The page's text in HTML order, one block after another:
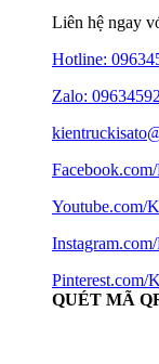
Liên hệ ngay
Hotline:
Zalo:
Youtube.com/
Pinterest.com/
QUÉT MÃ